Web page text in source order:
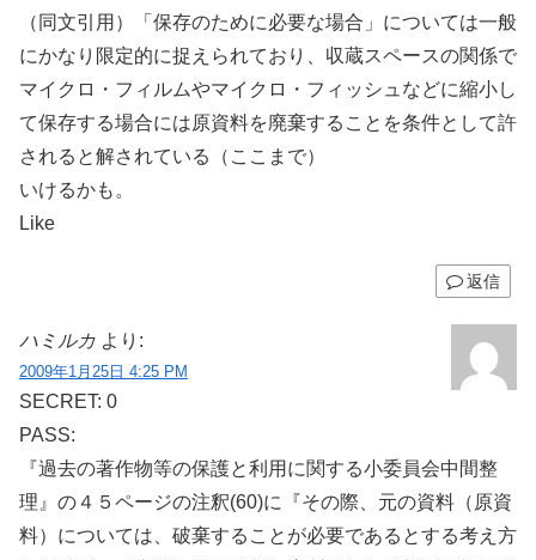
（同文引用）「保存のために必要な場合」については一般
にかなり限定的に捉えられており、収蔵スペースの関係で
マイクロ・フィルムやマイクロ・フィッシュなどに縮小し
て保存する場合には原資料を廃棄することを条件として許
されると解されている（ここまで）
いけるかも。
Like
返信
ハミルカ より:
2009年1月25日 4:25 PM
SECRET: 0
PASS:
『過去の著作物等の保護と利用に関する小委員会中間整
理』の４５ページの注釈(60)に『その際、元の資料（原資
料）については、破棄することが必要であるとする考え方